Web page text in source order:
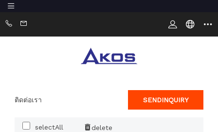
ติดต่อเรา SENDINQUIRY
selectAll delete